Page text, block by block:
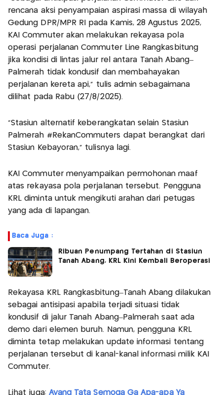
rencana aksi penyampaian aspirasi massa di wilayah
Gedung DPR/MPR RI pada Kamis, 28 Agustus 2025,
KAI Commuter akan melakukan rekayasa pola
operasi perjalanan Commuter Line Rangkasbitung
jika kondisi di lintas jalur rel antara Tanah Abang–
Palmerah tidak kondusif dan membahayakan
perjalanan kereta api," tulis admin sebagaimana
dilihat pada Rabu (27/8/2025).
"Stasiun alternatif keberangkatan selain Stasiun
Palmerah #RekanCommuters dapat berangkat dari
Stasiun Kebayoran," tulisnya lagi.
KAI Commuter menyampaikan permohonan maaf
atas rekayasa pola perjalanan tersebut. Pengguna
KRL diminta untuk mengikuti arahan dari petugas
yang ada di lapangan.
Baca Juga :
Ribuan Penumpang Tertahan di Stasiun
Tanah Abang, KRL Kini Kembali Beroperasi
Rekayasa KRL Rangkasbitung–Tanah Abang dilakukan
sebagai antisipasi apabila terjadi situasi tidak
kondusif di jalur Tanah Abang–Palmerah saat ada
demo dari elemen buruh. Namun, pengguna KRL
diminta tetap melakukan update informasi tentang
perjalanan tersebut di kanal-kanal informasi milik KAI
Commuter.
Lihat juga: Ayang Tata Semoga Ga Apa-apa Ya